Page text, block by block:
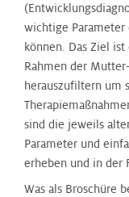
wichtige
können. Das Ziel
Rahmen der
herauszufiltern um
sind die jeweils
Parameter und
erheben und in der
Was als Broschüre